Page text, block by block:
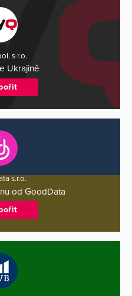
s r.o.
Ukrajině
s.r.o.
od GoodData